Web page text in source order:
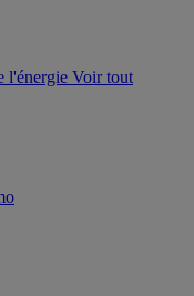
l'énergie Voir tout